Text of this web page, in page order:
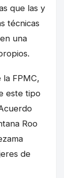
que las y
técnicas
una
FPMC,
este tipo
Roo
de